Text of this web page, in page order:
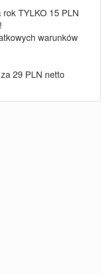
rok TYLKO 15 PLN
warunków
za 29 PLN netto